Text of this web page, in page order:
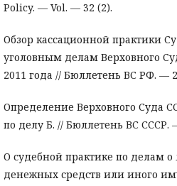
Policy. — Vol. — 32 (2).
Обзор кассационной практики
уголовным делам Верховного
2011 года // Бюллетень ВС РФ. —
Определение Верховного Суда
по делу Б. // Бюллетень ВC
О судебной практике по делам
денежных средств или иного